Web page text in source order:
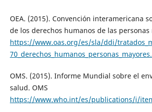
OEA. (2015). Convención interamericana
de los derechos humanos de las personas
https://www.oas.org/es/sla/ddi/
OMS. (2015). Informe Mundial sobre el
salud. OMS
https://www.who.int/es/publications/i/